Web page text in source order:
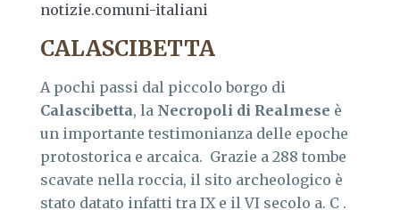
notizie.comuni-italiani
CALASCIBETTA
A pochi passi dal piccolo borgo di
Calascibetta, la Necropoli di Realmese è
un importante testimonianza delle epoche
protostorica e arcaica. Grazie a 288 tombe
scavate nella roccia, il sito archeologico è
stato datato infatti tra IX e il VI secolo a. C .